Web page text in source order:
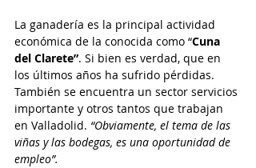
La ganadería es la principal actividad
económica de la conocida como “Cuna
del Clarete”. Si bien es verdad, que en
los últimos años ha sufrido pérdidas.
También se encuentra un sector servicios
importante y otros tantos que trabajan
en Valladolid. “Obviamente, el tema de las
viñas y las bodegas, es una oportunidad de
empleo”.